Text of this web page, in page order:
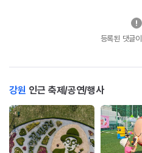
등록된 댓글
강원 인근 축제/공연/행사